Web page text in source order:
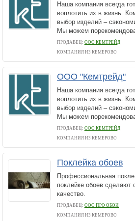
Наша компания всегда
воплотить их в жизнь.
выбор изделий –
Мы можем
ПРОДАВЕЦ: ООО КЕМТРЕЙД
КОМПАНИЯ ИЗ КЕМЕРОВО
ООО "Кемтрейд"
Наша компания всегда
воплотить их в жизнь.
выбор изделий –
Мы можем
ПРОДАВЕЦ: ООО КЕМТРЕЙД
КОМПАНИЯ ИЗ КЕМЕРОВО
Поклейка обоев
Профессиональная
поклейке обоев сделают
качество.
ПРОДАВЕЦ: ООО ПРО ОБОИ
КОМПАНИЯ ИЗ КЕМЕРОВО